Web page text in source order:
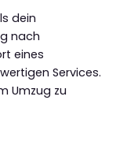
dein
nach
eines
Services.
Umzug zu